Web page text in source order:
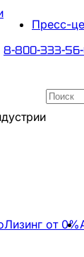
Пресс-
8-800-333-
Лизинг от 0%